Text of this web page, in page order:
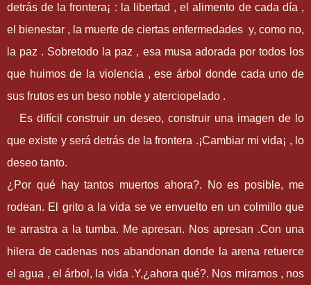
detrás de la frontera¡ : la libertad , el alimento de cada día ,
el bienestar , la muerte de ciertas enfermedades y, como no,
la paz . Sobretodo la paz , esa musa adorada por todos los
que huimos de la violencia , ese árbol donde cada uno de
sus frutos es un beso noble y aterciopelado .
Es difícil construir un deseo, construir una imagen de lo
que existe y será detrás de la frontera .¡Cambiar mi vida¡ , lo
deseo tanto.
¿Por qué hay tantos muertos ahora?. No es posible, me
rodean. El grito a la vida se ve envuelto en un colmillo que
te arrastra a la tumba. Me apresan. Nos apresan .Con una
hilera de cadenas nos abandonan donde la arena retuerce
el agua , el árbol, la vida .Y,¿ahora qué?. Nos miramos , nos